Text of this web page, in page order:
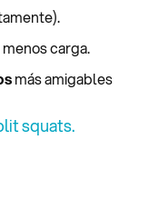
carga.
más amigables
squats.